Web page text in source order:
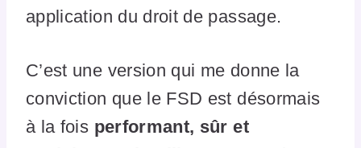
application du droit de passage.
C’est une version qui me donne la
conviction que le FSD est désormais
à la fois performant, sûr et